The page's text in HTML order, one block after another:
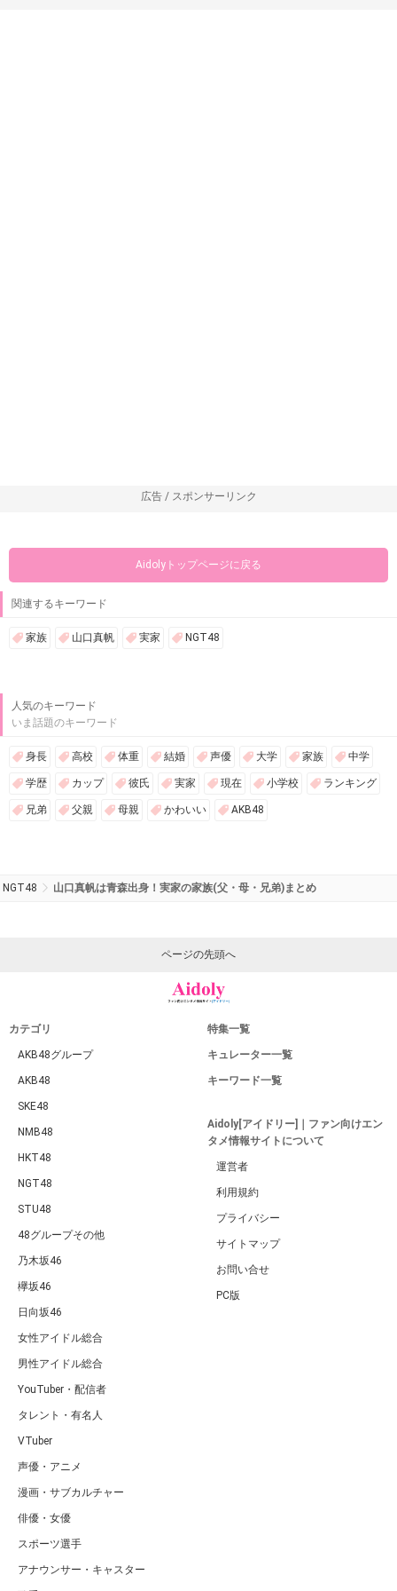
広告 / スポンサーリンク
Aidolyトップページに戻る
関連するキーワード
家族 山口真帆 実家 NGT48
人気のキーワード
いま話題のキーワード
身長 高校 体重 結婚 声優 大学 家族 中学
学歴 カップ 彼氏 実家 現在 小学校 ランキング
兄弟 父親 母親 かわいい AKB48
NGT48 山口真帆は青森出身！実家の家族(父・母・兄弟)まとめ
ページの先頭へ
カテゴリ
AKB48グループ
AKB48
SKE48
NMB48
HKT48
NGT48
STU48
48グループその他
乃木坂46
欅坂46
日向坂46
女性アイドル総合
男性アイドル総合
YouTuber・配信者
タレント・有名人
VTuber
声優・アニメ
漫画・サブカルチャー
俳優・女優
スポーツ選手
アナウンサー・キャスター
特集一覧
キュレーター一覧
キーワード一覧
Aidoly[アイドリー]｜ファン向けエン
タメ情報サイトについて
運営者
利用規約
プライバシー
サイトマップ
お問い合せ
PC版